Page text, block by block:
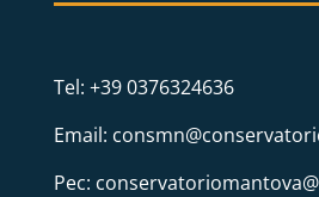
Tel: +39 0376324636
Email:
Pec: